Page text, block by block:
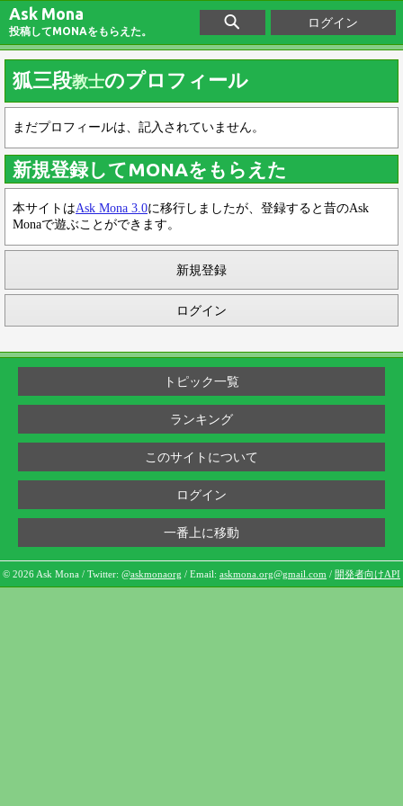
Ask Mona
投稿してMONAをもらえた。
ログイン
狐三段教士のプロフィール
まだプロフィールは、記入されていません。
新規登録してMONAをもらえた
本サイトはAsk Mona 3.0に移行しましたが、登録すると昔のAsk
Monaで遊ぶことができます。
新規登録
ログイン
トピック一覧
ランキング
このサイトについて
ログイン
一番上に移動
© 2026 Ask Mona / Twitter: @askmonaorg / Email: askmona.org@gmail.com / 開発者向けAPI